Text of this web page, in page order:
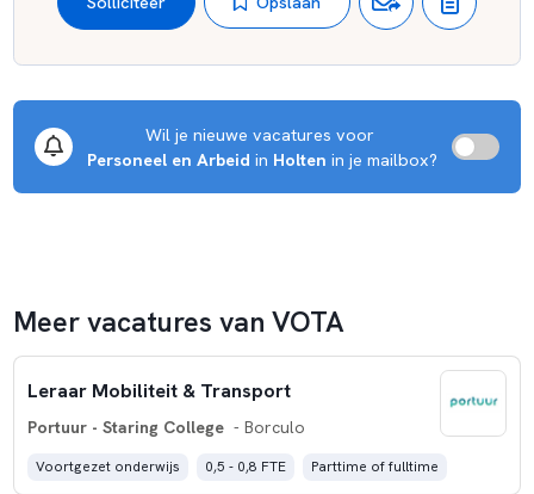
Wil je nieuwe vacatures voor
Personeel en Arbeid in Holten in je mailbox?
Meer vacatures van VOTA
Leraar Mobiliteit & Transport
Portuur - Staring College - Borculo
Voortgezet onderwijs 0,5 - 0,8 FTE Parttime of fulltime